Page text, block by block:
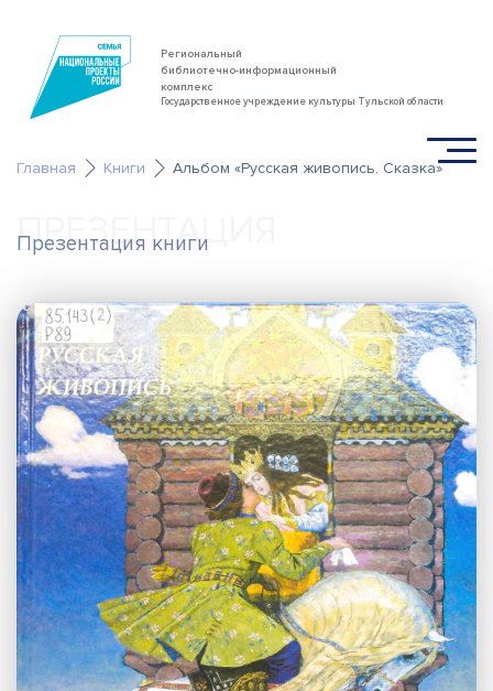
Региональный
библиотечно-информационный
комплекс
Государственное учреждение культуры Тульской области
Главная Книги Альбом «Русская живопись. Сказка»
Презентация книги
ПРЕЗЕНТАЦИЯ